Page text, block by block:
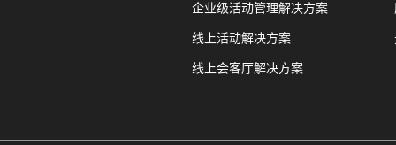
企业级活动管理解决方案
线上活动解决方案
线上会客厅解决方案